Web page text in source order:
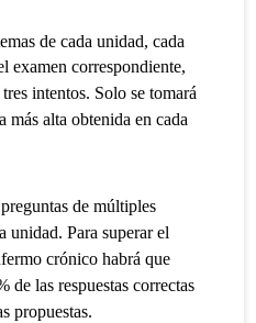
de cada unidad, cada
examen correspondiente,
intentos. Solo se tomará
más alta obtenida en cada
de múltiples
unidad. Para superar el
crónico habrá que
de las respuestas correctas
propuestas.